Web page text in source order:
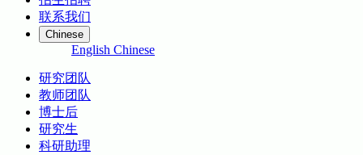
联系我们
Chinese
English Chinese
研究团队
教师团队
博士后
研究生
科研助理